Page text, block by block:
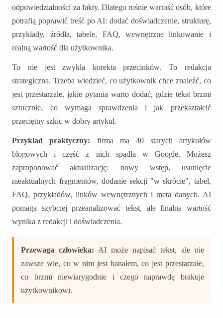
odpowiedzialności za fakty. Dlatego rośnie wartość osób, które
potrafią poprawić treść po AI: dodać doświadczenie, strukturę,
przykłady, źródła, tabele, FAQ, wewnętrzne linkowanie i
realną wartość dla użytkownika.
To nie jest zwykła korekta przecinków. To redakcja
strategiczna. Trzeba wiedzieć, co użytkownik chce znaleźć, co
jest przestarzałe, jakie pytania warto dodać, gdzie tekst brzmi
sztucznie, co wymaga sprawdzenia i jak przekształcić
przeciętny szkic w dobry artykuł.
Przykład praktyczny: firma ma 40 starych artykułów
blogowych i część z nich spadła w Google. Możesz
zaproponować aktualizację: nowy wstęp, usunięcie
nieaktualnych fragmentów, dodanie sekcji "w skrócie", tabel,
FAQ, przykładów, linków wewnętrznych i meta danych. AI
pomaga szybciej przeanalizować tekst, ale finalna wartość
wynika z redakcji i doświadczenia.
Przewaga człowieka: AI może napisać tekst, ale nie
zawsze wie, co w nim jest banałem, co jest przestarzałe,
co brzmi niewiarygodnie i czego naprawdę brakuje
użytkownikowi.